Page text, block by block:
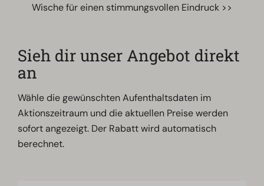
Wische für einen stimmungsvollen Eindruck >>
Sieh dir unser Angebot direkt
an
Wähle die gewünschten Aufenthaltsdaten im
Aktionszeitraum und die aktuellen Preise werden
sofort angezeigt. Der Rabatt wird automatisch
berechnet.